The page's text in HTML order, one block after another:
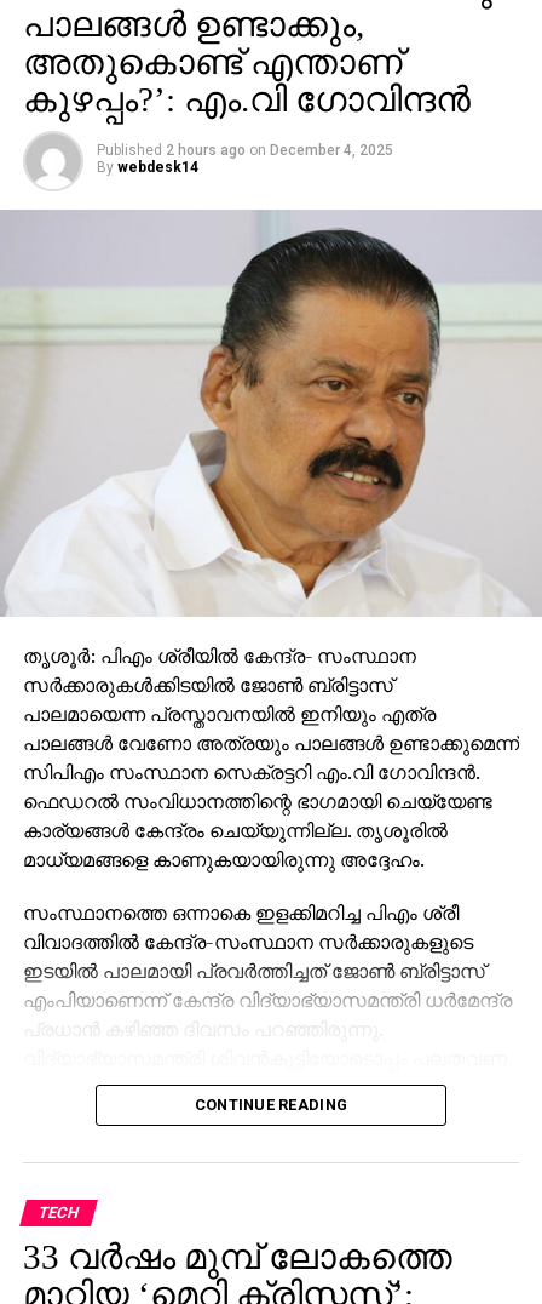
പാലങ്ങള്‍ ഉണ്ടാക്കും,
അതുകൊണ്ട് എന്താണ്
കുഴപ്പം?’: എം.വി ഗോവിന്ദന്‍
Published 2 hours ago on December 4, 2025
By webdesk14
തൃശൂർ: പിഎം ശ്രീയില്‍ കേന്ദ്ര- സംസ്ഥാന
സര്‍ക്കാരുകള്‍ക്കിടയില്‍ ജോണ്‍ ബ്രിട്ടാസ്
പാലമായെന്ന പ്രസ്താവനയില്‍ ഇനിയും എത്ര
പാലങ്ങള്‍ വേണോ അത്രയും പാലങ്ങള്‍ ഉണ്ടാക്കുമെന്ന്
സിപിഎം സംസ്ഥാന സെക്രട്ടറി എം.വി ഗോവിന്ദന്‍.
ഫെഡറല്‍ സംവിധാനത്തിന്റെ ഭാഗമായി ചെയ്യേണ്ട
കാര്യങ്ങള്‍ കേന്ദ്രം ചെയ്യുന്നില്ല. തൃശൂരില്‍
മാധ്യമങ്ങളെ കാണുകയായിരുന്നു അദ്ദേഹം.
സംസ്ഥാനത്തെ ഒന്നാകെ ഇളക്കിമറിച്ച പിഎം ശ്രീ
വിവാദത്തില്‍ കേന്ദ്ര-സംസ്ഥാന സര്‍ക്കാരുകളുടെ
ഇടയില്‍ പാലമായി പ്രവര്‍ത്തിച്ചത് ജോണ്‍ ബ്രിട്ടാസ്
എംപിയാണെന്ന് കേന്ദ്ര വിദ്യാഭ്യാസമന്ത്രി ധര്‍മേന്ദ്ര
പ്രധാന്‍ കഴിഞ്ഞ ദിവസം പറഞ്ഞിരുന്നു.
താന്‍ കേന്ദ്രമന്ത്രിയെ കാണാന്‍ പോയിട്ടുണ്ടെന്ന്
ബ്രിട്ടാസ് സമ്മതിക്കുകയും ചെയ്തിരുന്നു. ഇതിന്
ശബരിമല സ്വര്‍ണക്കൊള്ളയിലെ അന്വേഷണത്തെ
കുറിച്ചുള്ള ചോദ്യത്തിന് അന്വേഷണറിപ്പോര്‍ട്ട്
പുറത്തുവന്നാല്‍ തങ്ങള്‍ കടുത്ത നിലപാട്
CONTINUE READING
TECH
33 വര്‍ഷം മുമ്പ് ലോകത്തെ
മാറ്റിയ ‘മെറി ക്രിസ്മസ്’;